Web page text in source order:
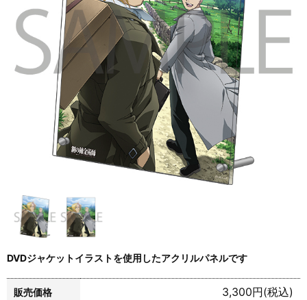
DVDジャケットイラストを使用したアクリルパネルです
販売価格 3,300円(税込)